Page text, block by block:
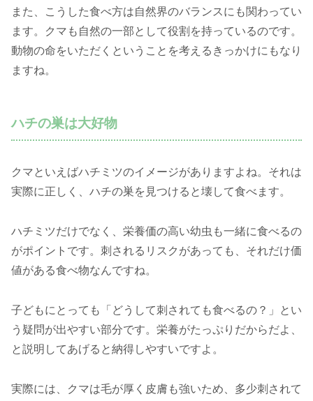
また、こうした食べ方は自然界のバランスにも関わってい
ます。クマも自然の一部として役割を持っているのです。
動物の命をいただくということを考えるきっかけにもなり
ますね。
ハチの巣は大好物
クマといえばハチミツのイメージがありますよね。それは
実際に正しく、ハチの巣を見つけると壊して食べます。
ハチミツだけでなく、栄養価の高い幼虫も一緒に食べるの
がポイントです。刺されるリスクがあっても、それだけ価
値がある食べ物なんですね。
子どもにとっても「どうして刺されても食べるの？」とい
う疑問が出やすい部分です。栄養がたっぷりだからだよ、
と説明してあげると納得しやすいですよ。
実際には、クマは毛が厚く皮膚も強いため、多少刺されて